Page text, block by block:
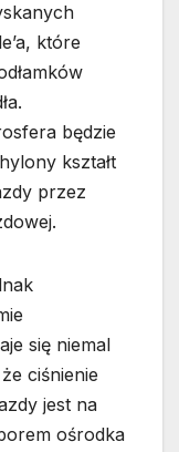
które
będzie
kształt
przez
się niemal
ciśnienie
jest na
ośrodka